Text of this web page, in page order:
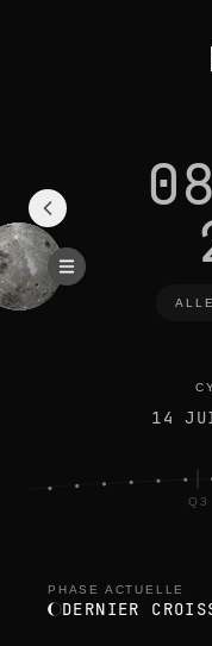
14
Q3
PHASE ACTUELLE
DERNIER